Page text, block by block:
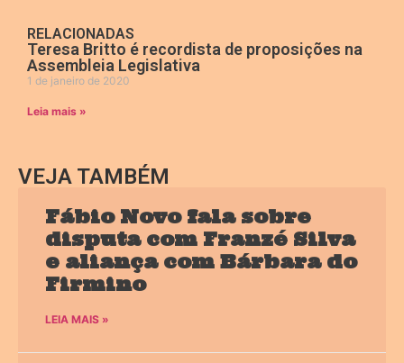
RELACIONADAS
Teresa Britto é recordista de proposições na
Assembleia Legislativa
1 de janeiro de 2020
Leia mais »
VEJA TAMBÉM
Fábio Novo fala sobre
disputa com Franzé Silva
e aliança com Bárbara do
Firmino
LEIA MAIS »